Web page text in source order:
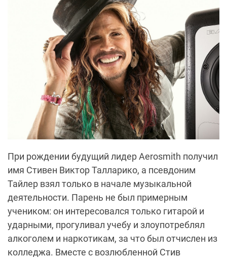
При рождении будущий лидер Aerosmith получил
имя Стивен Виктор Талларико, а псевдоним
Тайлер взял только в начале музыкальной
деятельности. Парень не был примерным
учеником: он интересовался только гитарой и
ударными, прогуливал учебу и злоупотреблял
алкоголем и наркотикам, за что был отчислен из
колледжа. Вместе с возлюбленной Стив